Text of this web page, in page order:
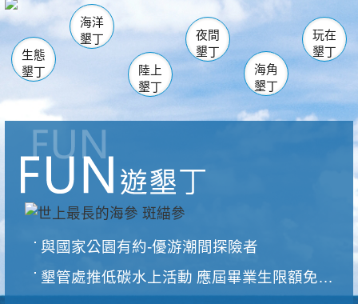
南仁湖
海生館
恆春 佳樂水
龍鑾潭自然中心 森林遊樂區
瓊麻館
關山 墾管處遊客中心
社頂公園 風吹沙
船帆石
白砂 龍磐公園
香蕉灣
砂島
鵝鑾鼻
生態
墾丁
海洋
墾丁
陸上
墾丁
夜間
墾丁
海角
墾丁
玩在
墾丁
與國家公園有約-優游潮間探險者
墾管處推低碳水上活動 應屆畢業生限額免費參加